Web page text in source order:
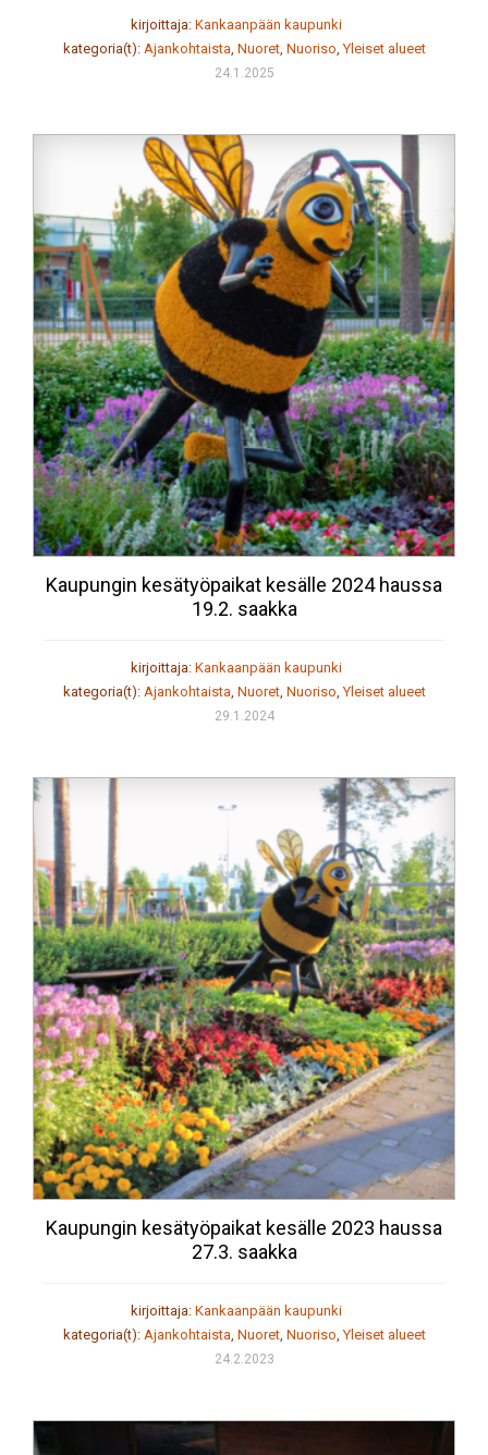
kirjoittaja: Kankaanpään kaupunki
kategoria(t): Ajankohtaista, Nuoret, Nuoriso,Yleiset alueet
24.1.2025
Kaupungin kesätyöpaikat kesälle 2024 haussa
19.2. saakka
kirjoittaja: Kankaanpään kaupunki
kategoria(t): Ajankohtaista, Nuoret, Nuoriso,Yleiset alueet
29.1.2024
Kaupungin kesätyöpaikat kesälle 2023 haussa
27.3. saakka
kirjoittaja: Kankaanpään kaupunki
kategoria(t): Ajankohtaista, Nuoret, Nuoriso,Yleiset alueet
24.2.2023